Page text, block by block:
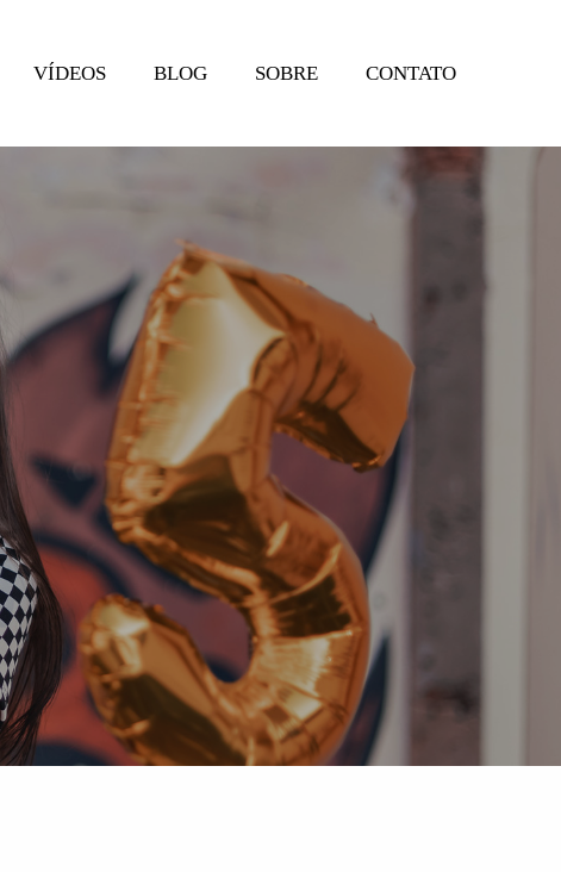
VÍDEOS BLOG SOBRE CONTATO